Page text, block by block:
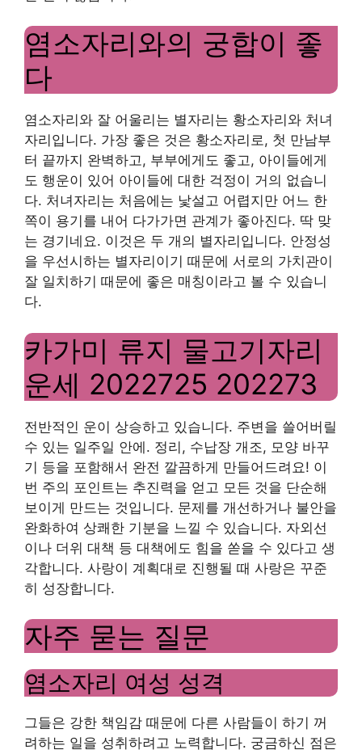
염소자리와의 궁합이 좋
다
염소자리와 잘 어울리는 별자리는 황소자리와 처녀
자리입니다. 가장 좋은 것은 황소자리로, ​​첫 만남부
터 끝까지 완벽하고, 부부에게도 좋고, 아이들에게
도 행운이 있어 아이들에 대한 걱정이 거의 없습니
다. 처녀자리는 처음에는 낯설고 어렵지만 어느 한
쪽이 용기를 내어 다가가면 관계가 좋아진다. 딱 맞
는 경기네요. 이것은 두 개의 별자리입니다. 안정성
을 우선시하는 별자리이기 때문에 서로의 가치관이
잘 일치하기 때문에 좋은 매칭이라고 볼 수 있습니
다.
카가미 류지 물고기자리
운세 2022725 202273
전반적인 운이 상승하고 있습니다. 주변을 쓸어버릴
수 있는 일주일 안에. 정리, 수납장 개조, 모양 바꾸
기 등을 포함해서 완전 깔끔하게 만들어드려요! 이
번 주의 포인트는 추진력을 얻고 모든 것을 단순해
보이게 만드는 것입니다. 문제를 개선하거나 불안을
완화하여 상쾌한 기분을 느낄 수 있습니다. 자외선
이나 더위 대책 등 대책에도 힘을 쏟을 수 있다고 생
각합니다. 사랑이 계획대로 진행될 때 사랑은 꾸준
히 성장합니다.
자주 묻는 질문
염소자리 여성 성격
그들은 강한 책임감 때문에 다른 사람들이 하기 꺼
려하는 일을 성취하려고 노력합니다. 궁금하신 점은